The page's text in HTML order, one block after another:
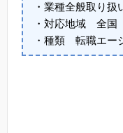
・業種全般取り扱
・対応地域 全国
・種類 転職エー